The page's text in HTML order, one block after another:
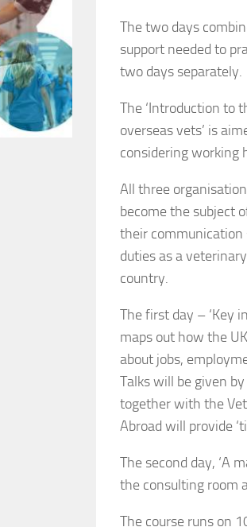
The two days
support needed to
two days separately.
The ‘Introduction to
overseas vets’ is
considering working
All three
become the subject
their communication
duties as a
country.
The first day – ‘Key
maps out how the
about jobs,
Talks will be given
together with the
Abroad will provide
The second day, ‘A
the consulting room
The course runs on